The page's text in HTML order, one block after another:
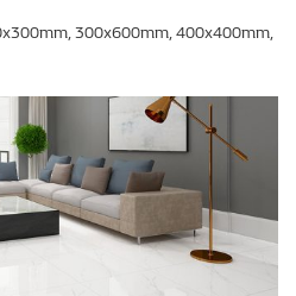
300x600mm, 400x400mm,